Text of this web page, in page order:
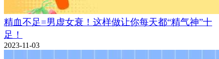
精血不足=男虚女衰！这样做让你每天都“精气神”十
足！
2023-11-03